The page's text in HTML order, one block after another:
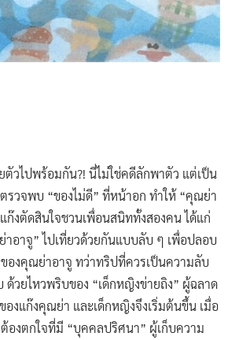
วไปพร้อมกัน?! นี่ไม่ใช่คดีลักพาตัว แต่เป็น
รวจพบ “ของไม่ดี” ที่หน้าอก ทำให้ “คุณย่า
งตัดสินใจชวนเพื่อนสนิททั้งสองคน ได้แก่
อาจู” ไปเที่ยวด้วยกันแบบลับ ๆ เพื่อปลอบ
องคุณย่าอาจู ทว่าทริปที่ควรเป็นความลับ
วยไหวพริบของ “เด็กหญิงข่ายถิง” ผู้ฉลาด
งแก๊งคุณย่า และเด็กหญิงจึงเริ่มต้นขึ้น เมื่อ
องตกใจที่มี “บุคคลปริศนา” ผู้เก็บความ